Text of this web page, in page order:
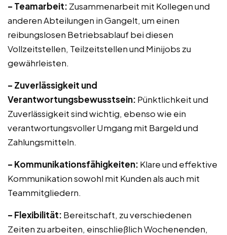
– Teamarbeit: Zusammenarbeit mit Kollegen und
anderen Abteilungen in Gangelt, um einen
reibungslosen Betriebsablauf bei diesen
Vollzeitstellen, Teilzeitstellen und Minijobs zu
gewährleisten.
– Zuverlässigkeit und
Verantwortungsbewusstsein: Pünktlichkeit und
Zuverlässigkeit sind wichtig, ebenso wie ein
verantwortungsvoller Umgang mit Bargeld und
Zahlungsmitteln.
– Kommunikationsfähigkeiten: Klare und effektive
Kommunikation sowohl mit Kunden als auch mit
Teammitgliedern.
– Flexibilität: Bereitschaft, zu verschiedenen
Zeiten zu arbeiten, einschließlich Wochenenden,